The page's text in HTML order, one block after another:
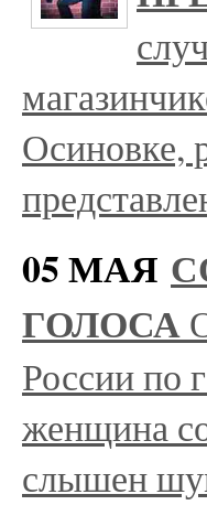
Осиновке,
05 МАЯ
ГОЛОСА
России по
женщина
слышен